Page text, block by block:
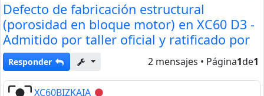
Defecto de fabricación estructural
(porosidad en bloque motor) en XC60 D3 -
Admitido por taller oficial y ratificado por
Responder 2 mensajes • Página1de1
XC60BIZKAIA Desconectado